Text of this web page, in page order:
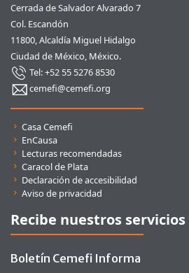
Cerrada de Salvador Alvarado 7
Col. Escandón
11800, Alcaldía Miguel Hidalgo
Ciudad de México, México.
Tel: +52 55 5276 8530
cemefi@cemefi.org
Enlaces rápidos
Casa Cemefi
EnCausa
Lecturas recomendadas
Caracol de Plata
Declaración de accesibilidad
Aviso de privacidad
Recibe nuestros
Boletín Cemefi Informa